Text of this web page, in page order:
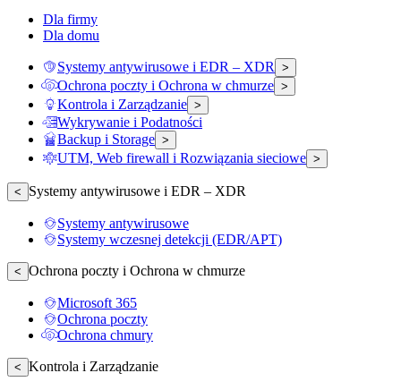
Dla firmy
Dla domu
Systemy antywirusowe i EDR – XDR >
Ochrona poczty i Ochrona w chmurze >
Kontrola i Zarządzanie >
Wykrywanie i Podatności
Backup i Storage >
UTM, Web firewall i Rozwiązania sieciowe >
< Systemy antywirusowe i EDR – XDR
Systemy antywirusowe
Systemy wczesnej detekcji (EDR/APT)
< Ochrona poczty i Ochrona w chmurze
Microsoft 365
Ochrona poczty
Ochrona chmury
< Kontrola i Zarządzanie